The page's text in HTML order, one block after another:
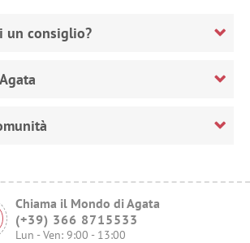
un consiglio?
Chiama il Mondo di Agata
(+39) 366 8715533
Lun - Ven: 9:00 - 13:00